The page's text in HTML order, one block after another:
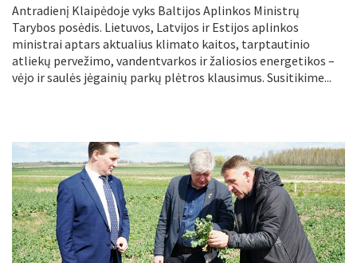
Antradienį Klaipėdoje vyks Baltijos Aplinkos Ministrų
Tarybos posėdis. Lietuvos, Latvijos ir Estijos aplinkos
ministrai aptars aktualius klimato kaitos, tarptautinio
atliekų pervežimo, vandentvarkos ir žaliosios energetikos –
vėjo ir saulės jėgainių parkų plėtros klausimus. Susitikime...